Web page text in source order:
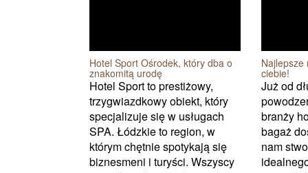
Hotel Sport Ośrodek, który dba o
znakomitą urodę
Hotel Sport to prestiżowy,
trzygwiazdkowy obiekt, który
specjalizuje się w usługach
SPA. Łódzkie to region, w
którym chętnie spotykają się
biznesmeni i turyści. Wszyscy
Najlepsze
ciebie!
Już od
branży
bagaż
nam